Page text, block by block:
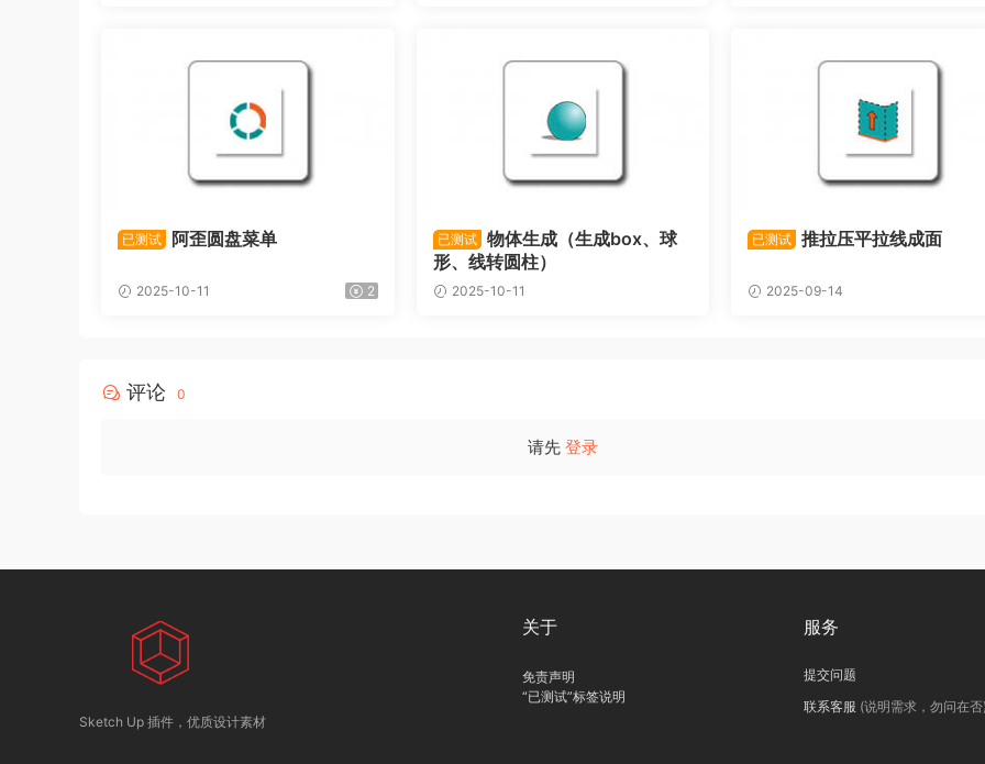
已测试 阿歪圆盘菜单
2025-10-11 2
已测试
物体生成（生成box、球
形、线转圆柱）
2025-10-11
已测试 推拉压平拉线成面
2025-09-14
评论 0
请先 登录
Sketch Up 插件，优质设计素材
关于
免责声明
“已测试”标签说明
服务
提交问题
联系客服 (说明需求，勿问在否